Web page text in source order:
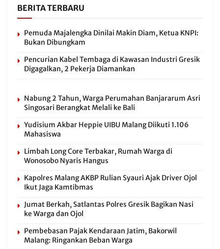
BERITA TERBARU
Pemuda Majalengka Dinilai Makin Diam, Ketua KNPI:
Bukan Dibungkam
Pencurian Kabel Tembaga di Kawasan Industri Gresik
Digagalkan, 2 Pekerja Diamankan
Nabung 2 Tahun, Warga Perumahan Banjararum Asri
Singosari Berangkat Melali ke Bali
Yudisium Akbar Heppie UIBU Malang Diikuti 1.106
Mahasiswa
Limbah Long Core Terbakar, Rumah Warga di
Wonosobo Nyaris Hangus
Kapolres Malang AKBP Rulian Syauri Ajak Driver Ojol
Ikut Jaga Kamtibmas
Jumat Berkah, Satlantas Polres Gresik Bagikan Nasi
ke Warga dan Ojol
Pembebasan Pajak Kendaraan Jatim, Bakorwil
Malang: Ringankan Beban Warga